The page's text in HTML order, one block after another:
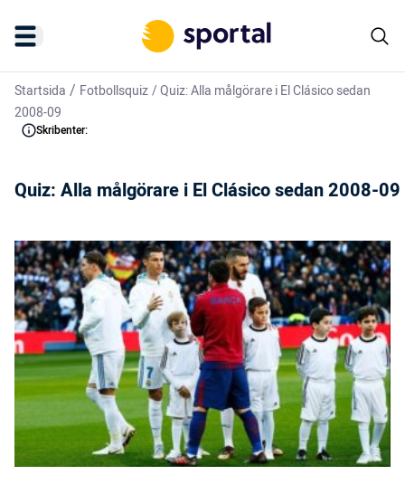
Startsida / Fotbollsquiz/Quiz: Alla målgörare i El Clásico sedan
2008-09
Skribenter:
Quiz: Alla målgörare i El Clásico sedan 2008-09